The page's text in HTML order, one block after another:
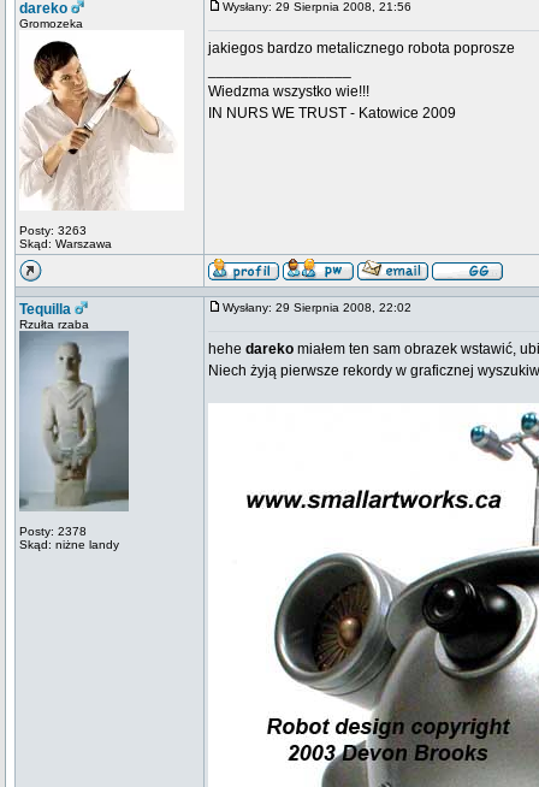
dareko
Gromozeka
Posty: 3263
Skąd: Warszawa
Wysłany: 29 Sierpnia 2008, 21:56
jakiegos bardzo metalicznego robota poprosze
Wiedzma wszystko wie!!!
IN NURS WE TRUST - Katowice 2009
Tequilla
Rzułta rzaba
Posty: 2378
Skąd: niżne landy
Wysłany: 29 Sierpnia 2008, 22:02
hehe dareko miałem ten sam obrazek wstawić,
Niech żyją pierwsze rekordy w graficznej